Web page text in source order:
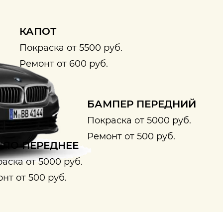
КАПОТ
Покраска от 5500 руб.
Ремонт от 600 руб.
БАМПЕР ПЕРЕДНИЙ
Покраска от 5000 руб.
Ремонт от 500 руб.
ПЕРЕДНЕЕ
от 5000 руб.
от 500 руб.